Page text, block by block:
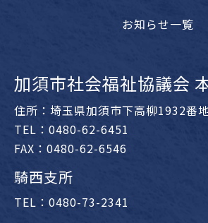
お知らせ一覧
加須市社会福祉協議会
住所：埼玉県加須市下高柳1932番
TEL：0480-62-6451
FAX：0480-62-6546
騎西支所
TEL：0480-73-2341